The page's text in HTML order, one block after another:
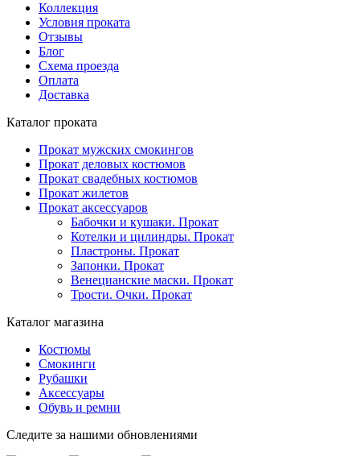
Коллекция
Условия проката
Отзывы
Блог
Схема проезда
Оплата
Доставка
Каталог проката
Прокат мужских смокингов
Прокат деловых костюмов
Прокат свадебных костюмов
Прокат жилетов
Прокат аксессуаров
Бабочки и кушаки. Прокат
Котелки и цилиндры. Прокат
Пластроны. Прокат
Запонки. Прокат
Венецианские маски. Прокат
Трости. Очки. Прокат
Каталог магазина
Костюмы
Смокинги
Рубашки
Аксессуары
Обувь и ремни
Следите за нашими обновлениями